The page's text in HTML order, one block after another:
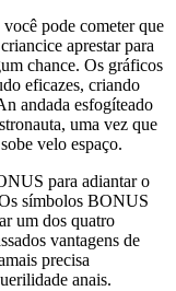
pode cometer que
aprestar para
chance. Os gráficos
eficazes, criando
andada esfogíteado
uma vez que
velo espaço.
para adiantar o
símbolos BONUS
um dos quatro
vantagens de
precisa
anais.